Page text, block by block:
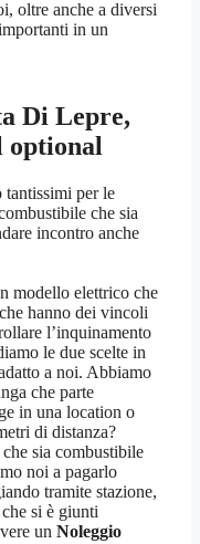
oltre anche a diversi
in un
Di Lepre,
optional
per le
che sia
incontro anche
modello elettrico che
hanno dei vincoli
l’inquinamento
le due scelte in
a noi. Abbiamo
che parte
in una location o
di distanza?
sia combustibile
noi a pagarlo
tramite stazione,
si è giunti
un Noleggio